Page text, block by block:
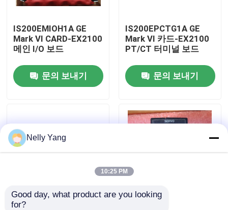
품질 관리
저희와 연락
인용 을 요청 하십시오
굽게 네바다 부속
IS200EMIOH1A GE
Mark VI CARD-EX2100
메인 I/O 보드
문의 보내기
IS200EPCTG1A GE
Mark VI 카드-EX2100
PT/CT 터미널 보드
문의 보내기
IS200ESYSH1A GE
Nelly Yang
10:25 PM
Good day, what product are you looking
for?